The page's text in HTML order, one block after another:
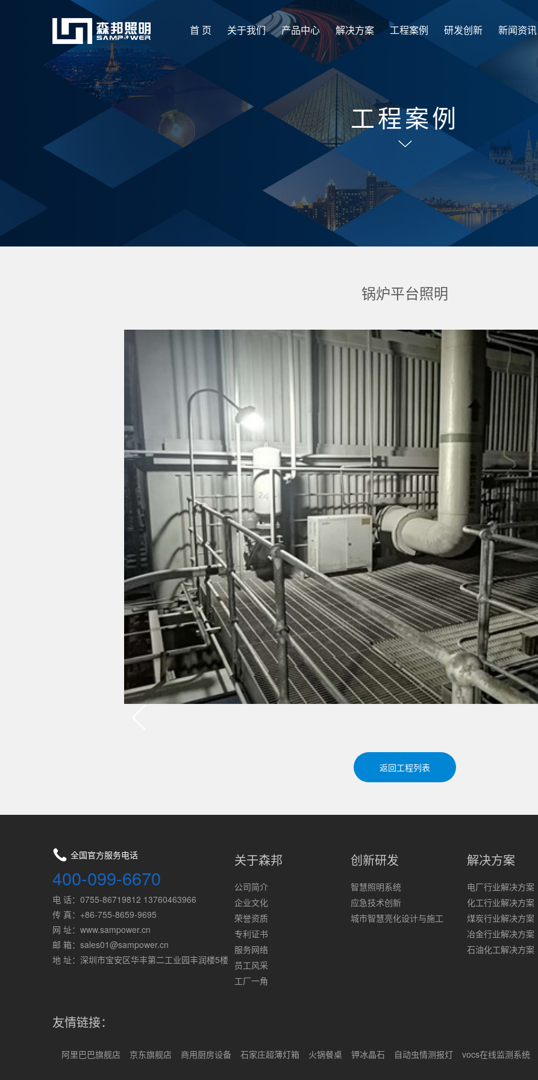
首 页 关于我们 产品中心 解决方案 工程案例 研发创新 新闻资讯
工程案例
锅炉平台照明
返回工程列表
全国官方服务电话
400-099-6670
电 话：0755-86719812 13760463966
传 真：+86-755-8659-9695
网 址：www.sampower.cn
邮 箱：sales01@sampower.cn
地 址：深圳市宝安区华丰第二工业园丰润楼5楼
关于森邦
公司简介
企业文化
荣誉资质
专利证书
服务网络
员工风采
工厂一角
创新研发
智慧照明系统
应急技术创新
城市智慧亮化设计与施工
解决方案
电厂行业解决方案
化工行业解决方案
煤炭行业解决方案
冶金行业解决方案
石油化工解决方案
友情链接：
阿里巴巴旗舰店 京东旗舰店 商用厨房设备 石家庄超薄灯箱 火锅餐桌 钾冰晶石 自动虫情测报灯 vocs在线监测系统